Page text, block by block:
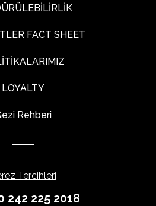
FACT SHEET
LOYALTY
Rehberi
Tercihleri
242 225 2018